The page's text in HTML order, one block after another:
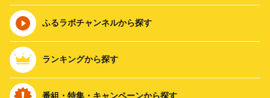
ふるラボチャンネルから探す
ランキングから探す
番組・特集・キャンペーンから探す